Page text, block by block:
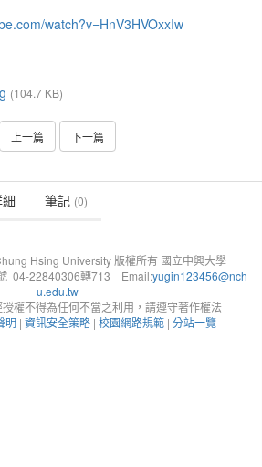
watch?v=HnV3HVOxxIw
(104.7 KB)
上一篇 下一篇
筆記 (0)
Hsing University 版權所有 國立中興大學
04-22840306轉713 Email:yugin123456@nch
u.edu.tw
權不得為任何不當之利用，請遵守著作權法
明 | 資訊安全策略 | 校園網路規範 | 分站一覽